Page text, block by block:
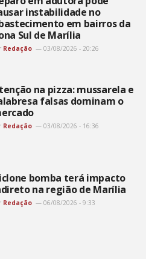
instabilidade no
em bairros da
Sul de Marília
Redação 03/08/2026 - 20:26
na pizza: mussarela e
falsas dominam o
Redação 03/08/2026 - 16:36
bomba terá impacto
na região de Marília
Redação 06/08/2026 - 9:33